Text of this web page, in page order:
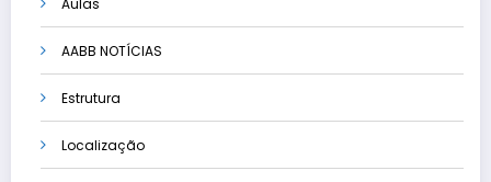
Aulas
AABB NOTÍCIAS
Estrutura
Localização